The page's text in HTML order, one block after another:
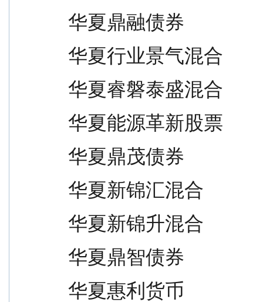
华夏鼎融债券
华夏行业景气混合
华夏睿磐泰盛混合
华夏能源革新股票
华夏鼎茂债券
华夏新锦汇混合
华夏新锦升混合
华夏鼎智债券
华夏惠利货币